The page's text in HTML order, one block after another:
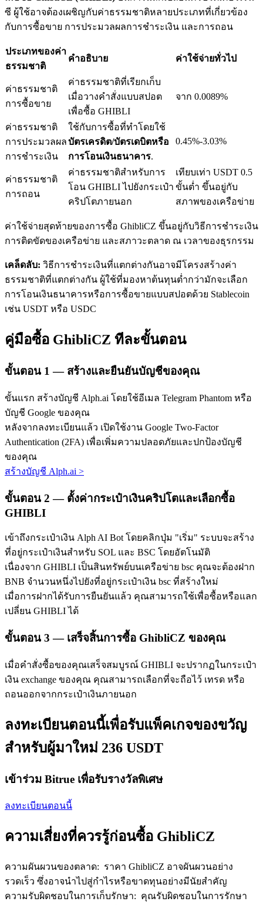
เงินกู้
บริการยืมเงินที่ได้รับการสนับสนุนจาก Crypto
คว้าผลกำไรระยะยาวและผลประโยชน์ที่ยืดหยุ่น
เรียนรู้เกี่ยวกับการสร้างรายได้แบบพาสซีฟ
Bitrue AI
พันธมิตร Bitrue
การแนะนำ
เชิญเพื่อนเพื่อรับรางวัลเงินสด
ซี ผู้ใช้อาจต้องเผชิญกับค่าธรรมชาติหลายประเภทที่เกี่ยวข้อง
กับการซื้อขาย การประมวลผลการชำระเงิน และการถอน
ประเภทของค่า
ธรรมชาติ
คำอธิบาย ค่าใช้จ่ายทั่วไป
ค่าธรรมชาติ
การซื้อขาย
ค่าธรรมชาติที่เรียกเก็บ
เมื่อวางคำสั่งแบบสปอต
เพื่อซื้อ GHIBLI
จาก 0.0089%
ค่าธรรมชาติ
การประมวลผล
การชำระเงิน
ใช้กับการซื้อที่ทำโดยใช้
บัตรเครดิต/บัตรเดบิตหรือ
การโอนเงินธนาคาร.
0.45%-3.03%
ค่าธรรมชาติ
การถอน
ค่าธรรมชาติสำหรับการ
โอน GHIBLI ไปยังกระเป๋า
คริปโตภายนอก
เทียบเท่า USDT 0.5
ขั้นต่ำ ขึ้นอยู่กับ
สภาพของเครือข่าย
ค่าใช้จ่ายสุดท้ายของการซื้อ GhibliCZ ขึ้นอยู่กับวิธีการชำระเงิน
การติดขัดของเครือข่าย และสภาวะตลาด ณ เวลาของธุรกรรม
เคล็ดลับ: วิธีการชำระเงินที่แตกต่างกันอาจมีโครงสร้างค่า
ธรรมชาติที่แตกต่างกัน ผู้ใช้ที่มองหาต้นทุนต่ำกว่ามักจะเลือก
การโอนเงินธนาคารหรือการซื้อขายแบบสปอตด้วย Stablecoin
เช่น USDT หรือ USDC
คู่มือซื้อ GhibliCZ ทีละขั้นตอน
ขั้นตอน 1 — สร้างและยืนยันบัญชีของคุณ
ขั้นแรก สร้างบัญชี Alph.ai โดยใช้อีเมล Telegram Phantom หรือ
บัญชี Google ของคุณ
หลังจากลงทะเบียนแล้ว เปิดใช้งาน Google Two-Factor
Authentication (2FA) เพื่อเพิ่มความปลอดภัยและปกป้องบัญชี
ของคุณ
สร้างบัญชี Alph.ai >
ขั้นตอน 2 — ตั้งค่ากระเป๋าเงินคริปโตและเลือกซื้อ
GHIBLI
เข้าถึงกระเป๋าเงิน Alph AI Bot โดยคลิกปุ่ม "เริ่ม" ระบบจะสร้าง
ที่อยู่กระเป๋าเงินสำหรับ SOL และ BSC โดยอัตโนมัติ
เนื่องจาก GHIBLI เป็นสินทรัพย์บนเครือข่าย bsc คุณจะต้องฝาก
BNB จำนวนหนึ่งไปยังที่อยู่กระเป๋าเงิน bsc ที่สร้างใหม่
เมื่อการฝากได้รับการยืนยันแล้ว คุณสามารถใช้เพื่อซื้อหรือแลก
เปลี่ยน GHIBLI ได้
ขั้นตอน 3 — เสร็จสิ้นการซื้อ GhibliCZ ของคุณ
เมื่อคำสั่งซื้อของคุณเสร็จสมบูรณ์ GHIBLI จะปรากฏในกระเป๋า
เงิน exchange ของคุณ คุณสามารถเลือกที่จะถือไว้ เทรด หรือ
ถอนออกจากกระเป๋าเงินภายนอก
ลงทะเบียนตอนนี้เพื่อรับแพ็คเกจของขวัญ
สำหรับผู้มาใหม่ 236 USDT
เข้าร่วม Bitrue เพื่อรับรางวัลพิเศษ
ลงทะเบียนตอนนี้
ความเสี่ยงที่ควรรู้ก่อนซื้อ GhibliCZ
ความผันผวนของตลาด: ราคา GhibliCZ อาจผันผวนอย่าง
รวดเร็ว ซึ่งอาจนำไปสู่กำไรหรือขาดทุนอย่างมีนัยสำคัญ
ความรับผิดชอบในการเก็บรักษา: คุณรับผิดชอบในการรักษา